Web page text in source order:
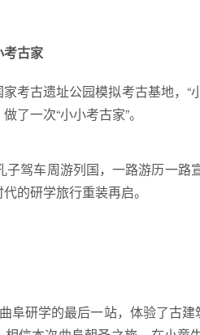
古家
考古遗址公园模拟考古基地，
了一次“小小考古家”。
子驾车周游列国，一路游历一
的研学旅行重装再启。
阜研学的最后一站，体验了古